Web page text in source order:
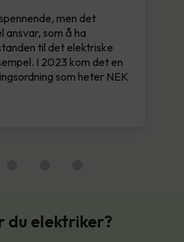
men det
ansvar, som å ha
til det elektriske
I 2023 kom det en
som heter NEK
du elektriker?